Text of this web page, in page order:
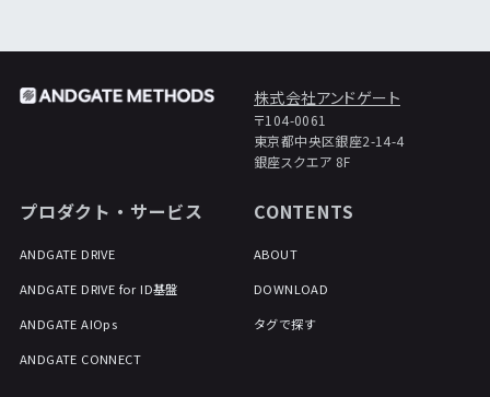
株式会社アンドゲート
〒104-0061
東京都中央区銀座2-14-4
銀座スクエア 8F
プロダクト・サービス
ANDGATE DRIVE
ANDGATE DRIVE for ID基盤
ANDGATE AIOps
ANDGATE CONNECT
CONTENTS
ABOUT
DOWNLOAD
タグで探す